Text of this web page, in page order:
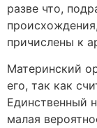
разве что,
причислены к
Материнский
его, так как
Единственный
малая